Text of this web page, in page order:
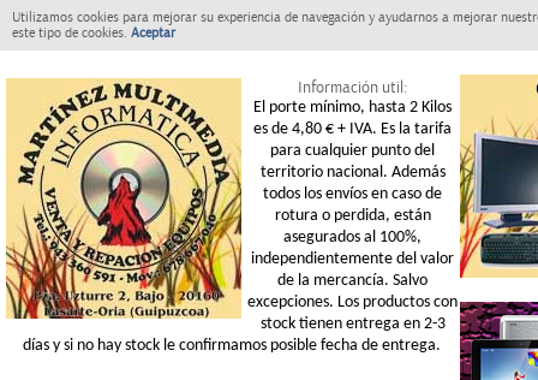
Utilizamos cookies para mejorar su experiencia de navegación y ayudarnos a mejorar
este tipo de cookies. Aceptar
Información util:
El porte mínimo, hasta 2 Kilos
es de 4,80 € + IVA. Es la tarifa
para cualquier punto del
territorio nacional. Además
todos los envíos en caso de
rotura o perdida, están
asegurados al 100%,
independientemente del valor
de la mercancía. Salvo
excepciones. Los productos con
stock tienen entrega en 2-3
días y si no hay stock le confirmamos posible fecha de entrega.